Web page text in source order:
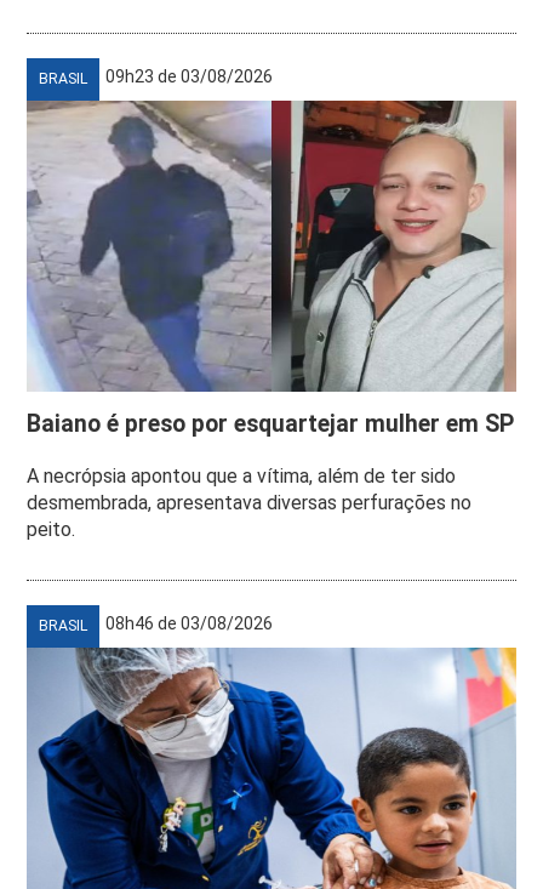
BRASIL 09h23 de 03/08/2026
Baiano é preso por esquartejar mulher em SP
A necrópsia apontou que a vítima, além de ter sido
desmembrada, apresentava diversas perfurações no
peito.
BRASIL 08h46 de 03/08/2026